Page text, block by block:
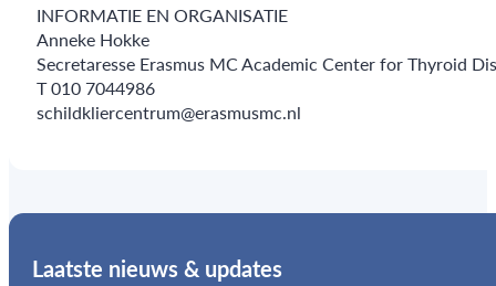
INFORMATIE EN ORGANISATIE
Anneke Hokke
Secretaresse Erasmus MC Academic Center for Thyroid
T 010 7044986
schildkliercentrum@erasmusmc.nl
Laatste nieuws & updates